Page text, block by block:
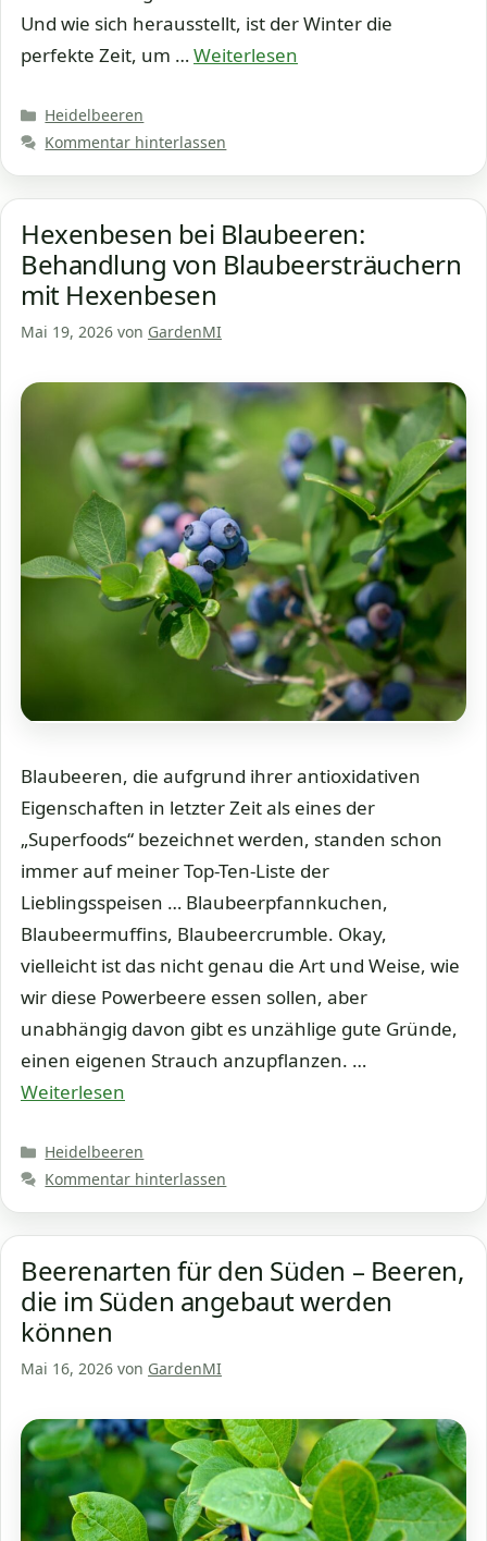
Und wie sich herausstellt, ist der Winter die
perfekte Zeit, um …Weiterlesen
Kategorien
Heidelbeeren
Kommentar hinterlassen
Hexenbesen bei Blaubeeren:
Behandlung von Blaubeersträuchern
mit Hexenbesen
Mai 19, 2026 von GardenMI
Blaubeeren, die aufgrund ihrer antioxidativen
Eigenschaften in letzter Zeit als eines der
„Superfoods“ bezeichnet werden, standen schon
immer auf meiner Top-Ten-Liste der
Lieblingsspeisen … Blaubeerpfannkuchen,
Blaubeermuffins, Blaubeercrumble. Okay,
vielleicht ist das nicht genau die Art und Weise, wie
wir diese Powerbeere essen sollen, aber
unabhängig davon gibt es unzählige gute Gründe,
einen eigenen Strauch anzupflanzen. …
Weiterlesen
Kategorien
Heidelbeeren
Kommentar hinterlassen
Beerenarten für den Süden – Beeren,
die im Süden angebaut werden
können
Mai 16, 2026 von GardenMI